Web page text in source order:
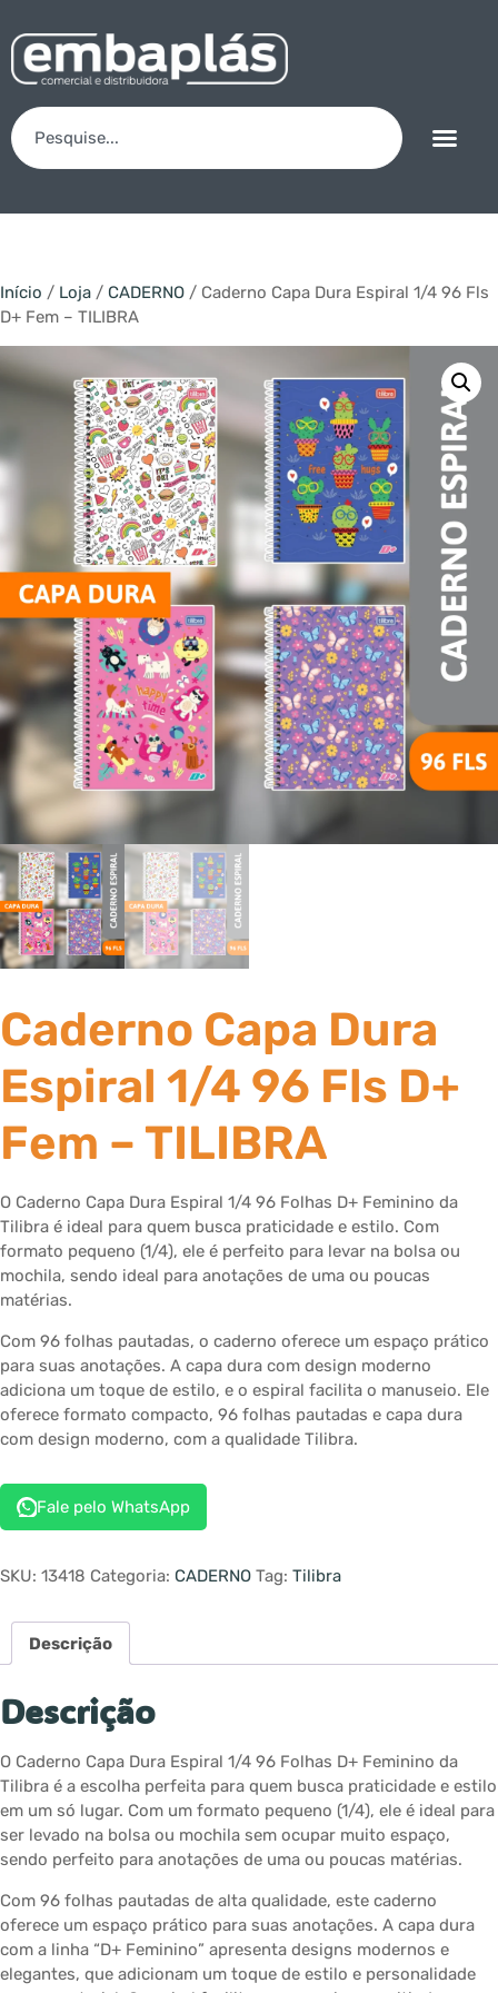
Início / Loja / CADERNO / Caderno Capa Dura Espiral 1/4 96 Fls
D+ Fem – TILIBRA
Caderno Capa Dura
Espiral 1/4 96 Fls D+
Fem – TILIBRA
O Caderno Capa Dura Espiral 1/4 96 Folhas D+ Feminino da
Tilibra é ideal para quem busca praticidade e estilo. Com
formato pequeno (1/4), ele é perfeito para levar na bolsa ou
mochila, sendo ideal para anotações de uma ou poucas
matérias.
Com 96 folhas pautadas, o caderno oferece um espaço prático
para suas anotações. A capa dura com design moderno
adiciona um toque de estilo, e o espiral facilita o manuseio. Ele
oferece formato compacto, 96 folhas pautadas e capa dura
com design moderno, com a qualidade Tilibra.
Fale pelo WhatsApp
SKU: 13418 Categoria: CADERNO Tag: Tilibra
Descrição
Descrição
O Caderno Capa Dura Espiral 1/4 96 Folhas D+ Feminino da
Tilibra é a escolha perfeita para quem busca praticidade e estilo
em um só lugar. Com um formato pequeno (1/4), ele é ideal para
ser levado na bolsa ou mochila sem ocupar muito espaço,
sendo perfeito para anotações de uma ou poucas matérias.
Com 96 folhas pautadas de alta qualidade, este caderno
oferece um espaço prático para suas anotações. A capa dura
com a linha “D+ Feminino” apresenta designs modernos e
elegantes, que adicionam um toque de estilo e personalidade